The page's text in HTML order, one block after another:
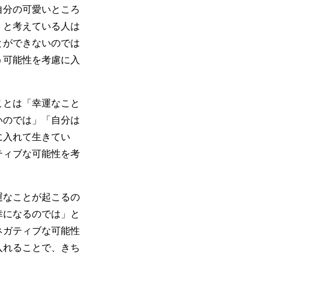
の可愛いところ
考えている人は
できないのでは
能性を考慮に入
は「幸運なこと
では」「自分は
れて生きてい
ィブな可能性を考
ことが起こるの
なるのでは」と
ティブな可能性
ることで、きち